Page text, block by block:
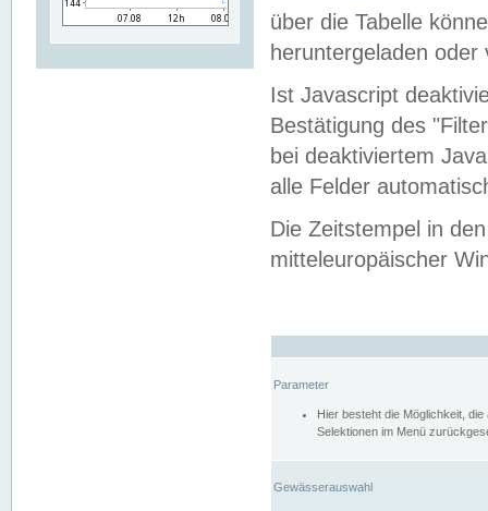
über die Tabelle
heruntergeladen oder
Ist Javascript
Bestätigung des
bei deaktiviertem
alle Felder
Die Zeitstempel in
mitteleuropäischer
Parameter
Hier besteht die Möglichkeit,
Selektionen im Menü
Gewässerauswahl